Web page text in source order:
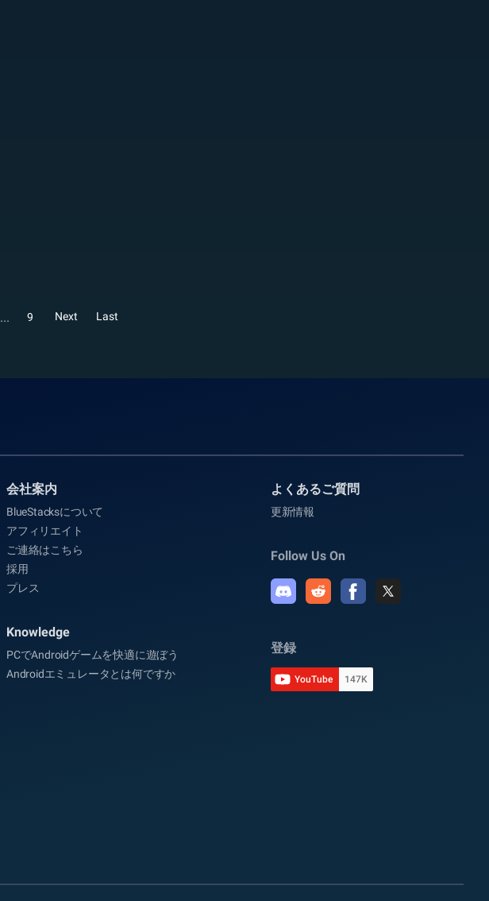
... 9 Next Last
会社案内
BlueStacksについて
アフィリエイト
ご連絡はこちら
採用
プレス
Knowledge
PCでAndroidゲームを快適に遊ぼう
Androidエミュレータとは何ですか
よくあるご質問
更新情報
Follow Us On
登録
YouTube 147K